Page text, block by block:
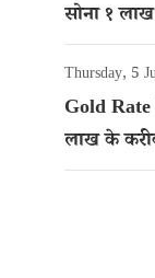
सोना १
गोल्ड का रेट
Thursday, 5
Gold
लाख के
का रेट